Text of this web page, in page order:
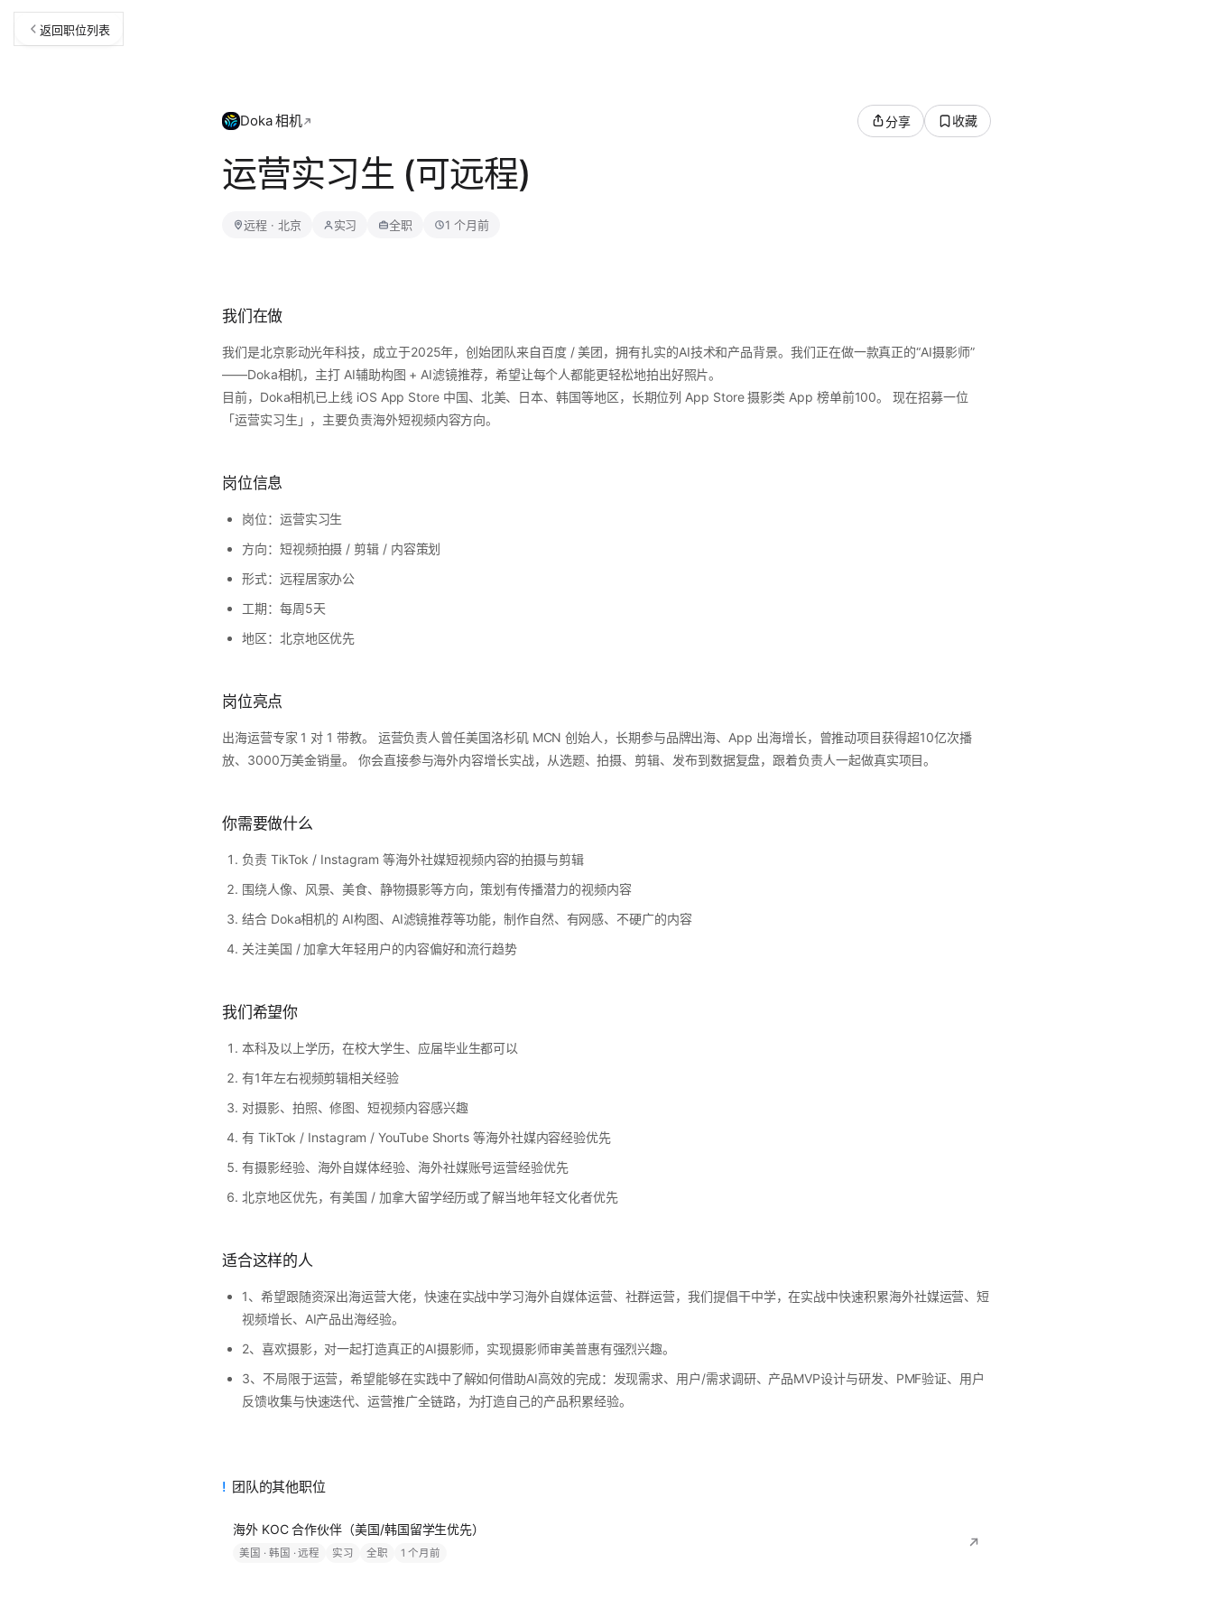
返回职位列表
Doka 相机 分享 收藏
运营实习生 (可远程)
远程 · 北京 实习 全职 1 个月前
我们在做
我们是北京影动光年科技，成立于2025年，创始团队来自百度 / 美团，拥有扎实的AI技术和产品背景。我们正在做一款真正的“AI摄影师”
——Doka相机，主打 AI辅助构图 + AI滤镜推荐，希望让每个人都能更轻松地拍出好照片。
目前，Doka相机已上线 iOS App Store 中国、北美、日本、韩国等地区，长期位列 App Store 摄影类 App 榜单前100。 现在招募一位
「运营实习生」，主要负责海外短视频内容方向。
岗位信息
岗位：运营实习生
方向：短视频拍摄 / 剪辑 / 内容策划
形式：远程居家办公
工期：每周5天
地区：北京地区优先
岗位亮点
出海运营专家 1 对 1 带教。 运营负责人曾任美国洛杉矶 MCN 创始人，长期参与品牌出海、App 出海增长，曾推动项目获得超10亿次播
放、3000万美金销量。 你会直接参与海外内容增长实战，从选题、拍摄、剪辑、发布到数据复盘，跟着负责人一起做真实项目。
你需要做什么
负责 TikTok / Instagram 等海外社媒短视频内容的拍摄与剪辑
围绕人像、风景、美食、静物摄影等方向，策划有传播潜力的视频内容
结合 Doka相机的 AI构图、AI滤镜推荐等功能，制作自然、有网感、不硬广的内容
关注美国 / 加拿大年轻用户的内容偏好和流行趋势
我们希望你
本科及以上学历，在校大学生、应届毕业生都可以
有1年左右视频剪辑相关经验
对摄影、拍照、修图、短视频内容感兴趣
有 TikTok / Instagram / YouTube Shorts 等海外社媒内容经验优先
有摄影经验、海外自媒体经验、海外社媒账号运营经验优先
北京地区优先，有美国 / 加拿大留学经历或了解当地年轻文化者优先
适合这样的人
1、希望跟随资深出海运营大佬，快速在实战中学习海外自媒体运营、社群运营，我们提倡干中学，在实战中快速积累海外社媒运营、短
视频增长、AI产品出海经验。
2、喜欢摄影，对一起打造真正的AI摄影师，实现摄影师审美普惠有强烈兴趣。
3、不局限于运营，希望能够在实践中了解如何借助AI高效的完成：发现需求、用户/需求调研、产品MVP设计与研发、PMF验证、用户
反馈收集与快速迭代、运营推广全链路，为打造自己的产品积累经验。
团队的其他职位
海外 KOC 合作伙伴（美国/韩国留学生优先）
美国 · 韩国 · 远程 实习 全职 1 个月前